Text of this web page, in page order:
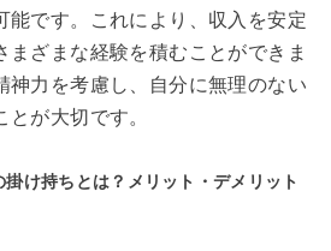
能です。これにより、収入を安定
まざまな経験を積むことができま
神力を考慮し、自分に無理のない
が大切です。
掛け持ちとは？メリット・デメリット